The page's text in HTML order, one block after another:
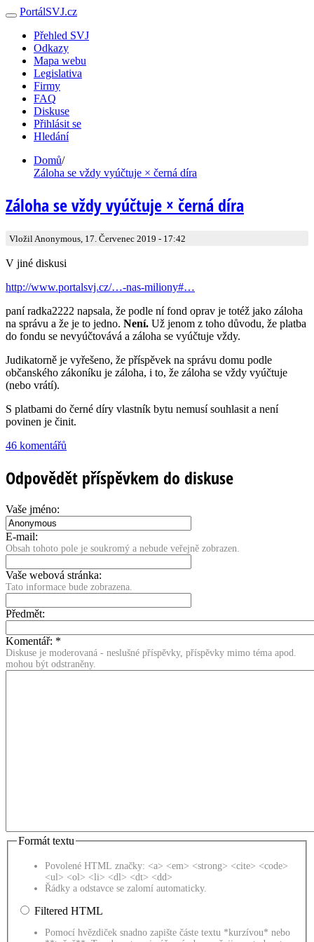
PortálSVJ.cz
Přehled SVJ
Odkazy
Mapa webu
Legislativa
Firmy
FAQ
Diskuse
Přihlásit se
Hledání
Domů/
Záloha se vždy vyúčtuje × černá díra
Záloha se vždy vyúčtuje × černá díra
Vložil Anonymous, 17. Červenec 2019 - 17:42
V jiné diskusi
http://www.portalsvj.cz/…-nas-miliony#…
paní radka2222 napsala, že podle ní fond oprav je totéž jako záloha
na správu a že je to jedno. Není. Už jenom z toho důvodu, že platba
do fondu se nevyúčtovává a záloha se vyúčtuje vždy.
Judikatorně je vyřešeno, že příspěvek na správu domu podle
občanského zákoníku je záloha, i to, že záloha se vždy vyúčtuje
(nebo vrátí).
S platbami do černé díry vlastník bytu nemusí souhlasit a není
povinen je činit.
46 komentářů
Odpovědět příspěvkem do diskuse
Vaše jméno:
E-mail:
Obsah tohoto pole je soukromý a nebude veřejně zobrazen.
Vaše webová stránka:
Tato informace bude zobrazena.
Předmět:
Komentář: *
Diskuse je moderovaná - neslušné příspěvky, příspěvky mimo téma apod.
mohou být odstraněny.
Formát textu
Povolené HTML značky: <a> <em> <strong> <cite> <code>
<ul> <ol> <li> <dl> <dt> <dd>
Řádky a odstavce se zalomí automaticky.
Filtered HTML
Pomocí hvězdiček snadno zapište částe textu *kurzívou* nebo